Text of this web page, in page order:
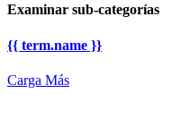
Examinar sub-categorías
{{ term.name }}
Carga Más